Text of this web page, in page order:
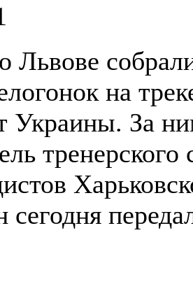
Львове
на
Украины. За
сегодня